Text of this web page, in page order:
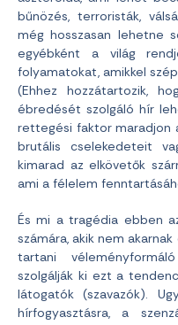
bűnözés, terroristák,
még hosszasan lehetne
egyébként a világ
folyamatokat, amikkel
(Ehhez hozzátartozik,
ébredését szolgáló hír
rettegési faktor maradjon
brutális cselekedeteit
kimarad az elkövetők
ami a félelem
És mi a tragédia ebben
számára, akik nem
tartani
szolgálják ki ezt a
látogatók (szavazók).
hírfogyasztásra, a